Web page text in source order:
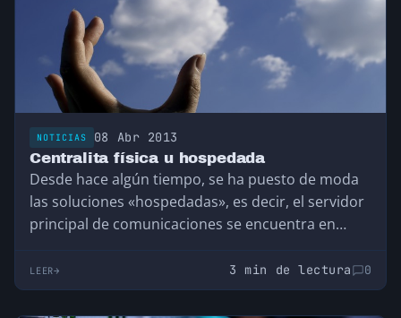
NOTICIAS 08 Abr 2013
Centralita física u hospedada
Desde hace algún tiempo, se ha puesto de moda
las soluciones «hospedadas», es decir, el servidor
principal de comunicaciones se encuentra en…
LEER 3 min de lectura 0